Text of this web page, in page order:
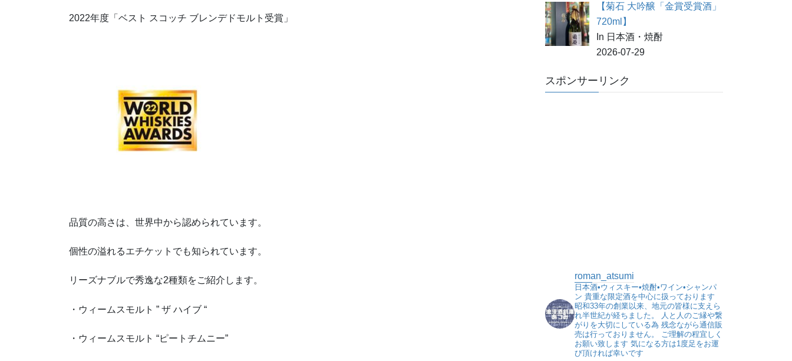
2022年度「ベスト スコッチ ブレンデドモルト受賞」
品質の高さは、世界中から認められています。
個性の溢れるエチケットでも知られています。
リーズナブルで秀逸な2種類をご紹介します。
・ウィームスモルト ” ザ ハイブ “
・ウィームスモルト “ピートチムニー”
【菊石 大吟醸「金賞受賞酒」
720ml】
In 日本酒・焼酎
2026-07-29
スポンサーリンク
roman_atsumi
日本酒•ウィスキー•焼酎•ワイン•シャンパ
ン 貴重な限定酒を中心に扱っております
昭和33年の創業以来、地元の皆様に支えら
れ半世紀が経ちました。
人と人のご縁や繋
がりを大切にしている為 残念ながら通信販
売は行っておりません。
ご理解の程宜しく
お願い致します 気になる方は1度足をお運
び頂ければ幸いです